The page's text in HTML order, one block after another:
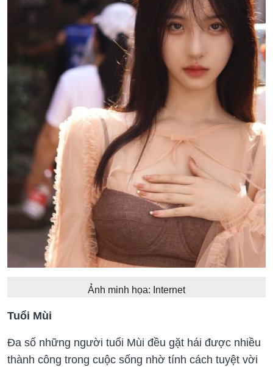
Ảnh minh họa: Internet
Tuổi Mùi
Đa số những người tuổi Mùi đều gặt hái được nhiều
thành công trong cuộc sống nhờ tính cách tuyệt vời